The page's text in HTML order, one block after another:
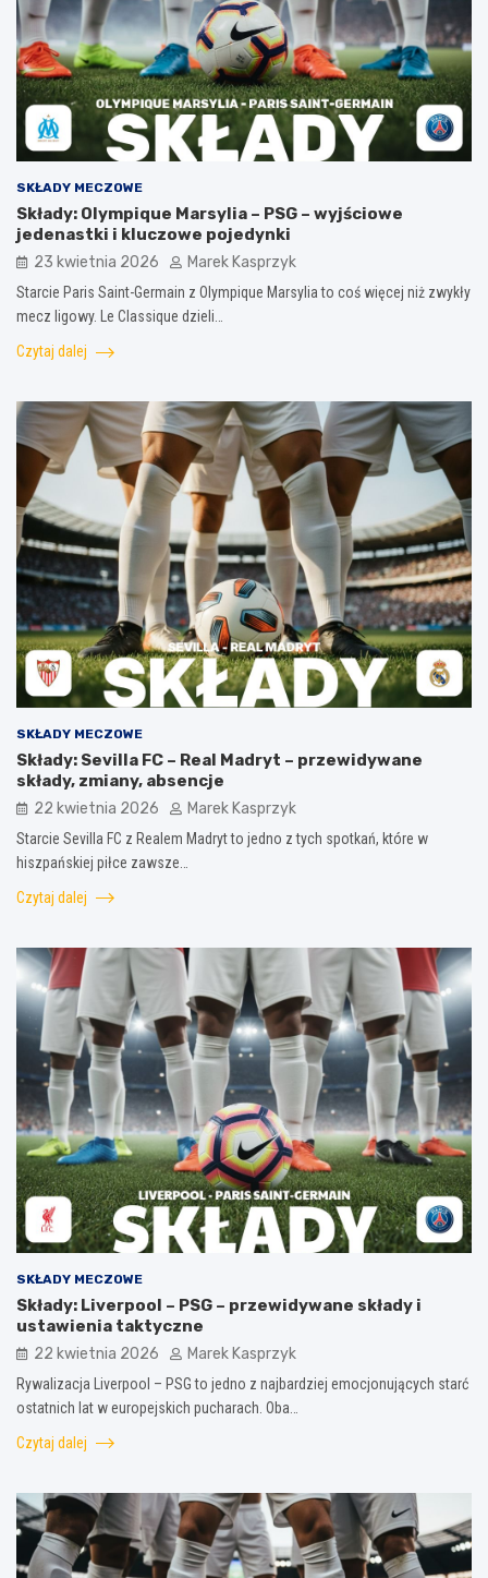
SKŁADY MECZOWE
Składy: Olympique Marsylia – PSG – wyjściowe
jedenastki i kluczowe pojedynki
23 kwietnia 2026 Marek Kasprzyk
Starcie Paris Saint-Germain z Olympique Marsylia to coś więcej niż zwykły
mecz ligowy. Le Classique dzieli…
Czytaj dalej
SKŁADY MECZOWE
Składy: Sevilla FC – Real Madryt – przewidywane
składy, zmiany, absencje
22 kwietnia 2026 Marek Kasprzyk
Starcie Sevilla FC z Realem Madryt to jedno z tych spotkań, które w
hiszpańskiej piłce zawsze…
Czytaj dalej
SKŁADY MECZOWE
Składy: Liverpool – PSG – przewidywane składy i
ustawienia taktyczne
22 kwietnia 2026 Marek Kasprzyk
Rywalizacja Liverpool – PSG to jedno z najbardziej emocjonujących starć
ostatnich lat w europejskich pucharach. Oba…
Czytaj dalej